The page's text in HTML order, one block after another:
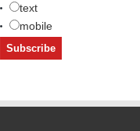
text
mobile